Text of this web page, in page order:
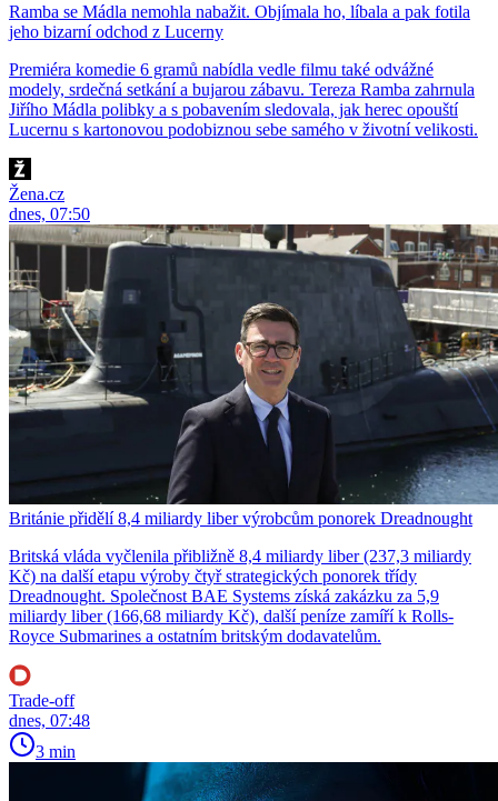
Ramba se Mádla nemohla nabažit. Objímala ho, líbala a pak fotila
jeho bizarní odchod z Lucerny
Premiéra komedie 6 gramů nabídla vedle filmu také odvážné
modely, srdečná setkání a bujarou zábavu. Tereza Ramba zahrnula
Jiřího Mádla polibky a s pobavením sledovala, jak herec opouští
Lucernu s kartonovou podobiznou sebe samého v životní velikosti.
Žena.cz
dnes, 07:50
Británie přidělí 8,4 miliardy liber výrobcům ponorek Dreadnought
Britská vláda vyčlenila přibližně 8,4 miliardy liber (237,3 miliardy
Kč) na další etapu výroby čtyř strategických ponorek třídy
Dreadnought. Společnost BAE Systems získá zakázku za 5,9
miliardy liber (166,68 miliardy Kč), další peníze zamíří k Rolls-
Royce Submarines a ostatním britským dodavatelům.
Trade-off
dnes, 07:48
3 min